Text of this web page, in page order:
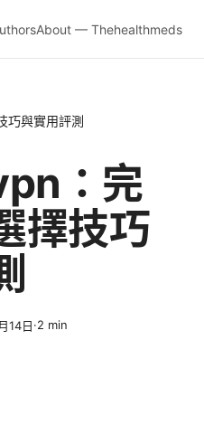
About — Thehealthmeds
巧與實用評測
：完
擇技巧
14日·2 min